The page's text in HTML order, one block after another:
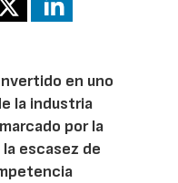
en uno
la industria
por la
escasez de